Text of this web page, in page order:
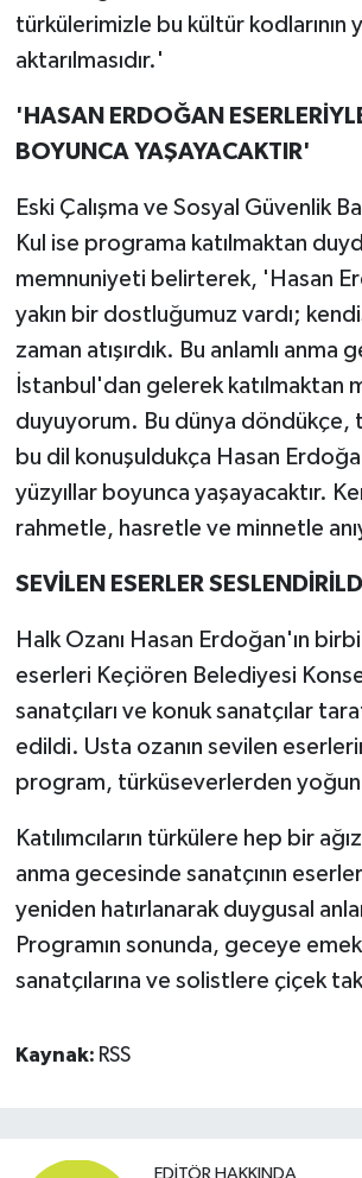
türkülerimizle bu kültür kodlarının
aktarılmasıdır.'
'HASAN ERDOĞAN
BOYUNCA YAŞAYACAKTIR'
Eski Çalışma ve Sosyal Güvenlik
Kul ise programa katılmaktan
memnuniyeti belirterek, 'Hasan
yakın bir dostluğumuz vardı;
zaman atışırdık. Bu anlamlı anma
İstanbul'dan gelerek katılmaktan
duyuyorum. Bu dünya döndükçe,
bu dil konuşuldukça Hasan
yüzyıllar boyunca yaşayacaktır.
rahmetle, hasretle ve minnetle
SEVİLEN ESERLER SESLENDİRİLDİ
Halk Ozanı Hasan Erdoğan'ın
eserleri Keçiören Belediyesi
sanatçıları ve konuk sanatçılar
edildi. Usta ozanın sevilen
program, türküseverlerden
Katılımcıların türkülere hep bir
anma gecesinde sanatçının
yeniden hatırlanarak duygusal
Programın sonunda, geceye
sanatçılarına ve solistlere çiçek
Kaynak: RSS
EDITÖR HAKKINDA